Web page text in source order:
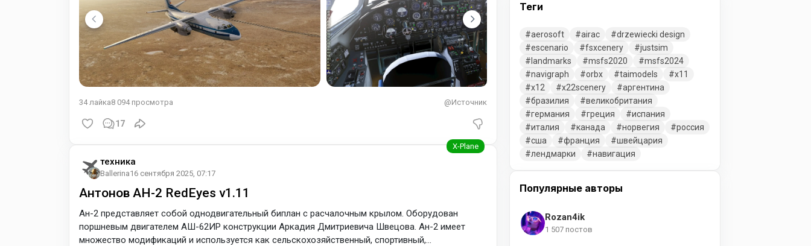
34лайка8 094просмотра @Источник
17
техника
Ballerina16 сентября 2025, 07:17
Антонов АН-2 RedEyes v1.11
Ан-2 представляет собой однодвигательный биплан с расчалочным крылом. Оборудован
поршневым двигателем АШ-62ИР конструкции Аркадия Дмитриевича Швецова. Ан-2 имеет
множество модификаций и используется как сельскохозяйственный, спортивный,
Теги
aerosoft airac
drzewiecki design
escenario
fsxcenery
justsim
landmarks
msfs2020
msfs2024
navigraph
orbx taimodels
x11
x12
x22scenery
аргентина
бразилия
великобритания
германия
греция
испания
италия
канада норвегия
россия
сша
франция
швейцария
лендмарки
навигация
Популярные авторы
Rozan4ik
1 507 постов